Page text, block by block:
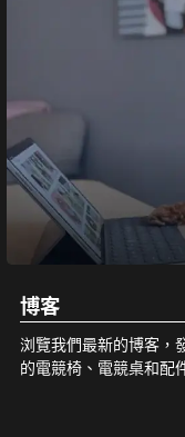
博客
浏覽我們最新的博客，
的電競椅、電競桌和配